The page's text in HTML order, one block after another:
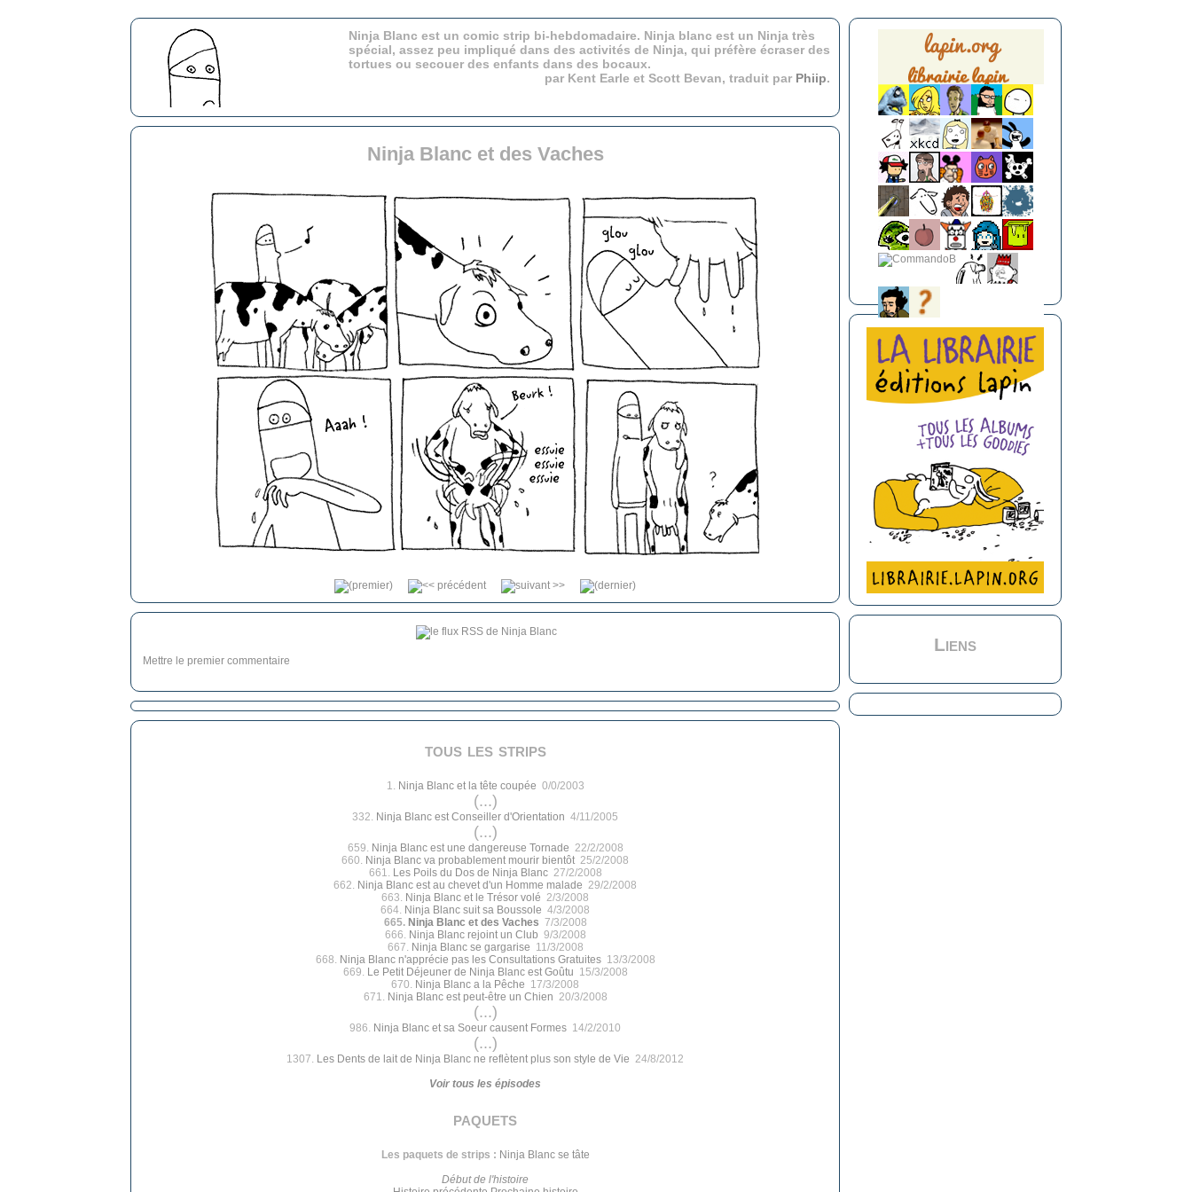
Ninja Blanc est un comic strip bi-hebdomadaire. Ninja blanc est un Ninja très
spécial, assez peu impliqué dans des activités de Ninja, qui préfère écraser des
tortues ou secouer des enfants dans des bocaux.
par Kent Earle et Scott Bevan, traduit par Phiip.
Ninja Blanc et des Vaches
Mettre le premier commentaire
tous les strips
1. Ninja Blanc et la tête coupée 0/0/2003
(...)
332. Ninja Blanc est Conseiller d'Orientation 4/11/2005
(...)
659. Ninja Blanc est une dangereuse Tornade 22/2/2008
660. Ninja Blanc va probablement mourir bientôt 25/2/2008
661.
Les Poils du Dos de Ninja Blanc27/2/2008
662. Ninja Blanc est au chevet d'un Homme malade 29/2/2008
663. Ninja Blanc et le Trésor volé 2/3/2008
664. Ninja Blanc suit sa Boussole 4/3/2008
665. Ninja Blanc et des Vaches 7/3/2008
666. Ninja Blanc rejoint un Club 9/3/2008
667. Ninja Blanc se gargarise 11/3/2008
668. Ninja Blanc n'apprécie pas les Consultations Gratuites13/3/2008
669. Le Petit Déjeuner de Ninja Blanc est Goûtu 15/3/2008
670. Ninja Blanc a la Pêche 17/3/2008
671.
Ninja Blanc est peut-être un Chien 20/3/2008
(...)
986. Ninja Blanc et sa Soeur causent Formes 14/2/2010
(...)
1307. Les Dents de lait de Ninja Blanc ne reflètent plus son style de Vie 24/8/2012
Voir tous les épisodes
paquets
Les paquets de strips : Ninja Blanc se tâte
Début de l'histoire
Liens